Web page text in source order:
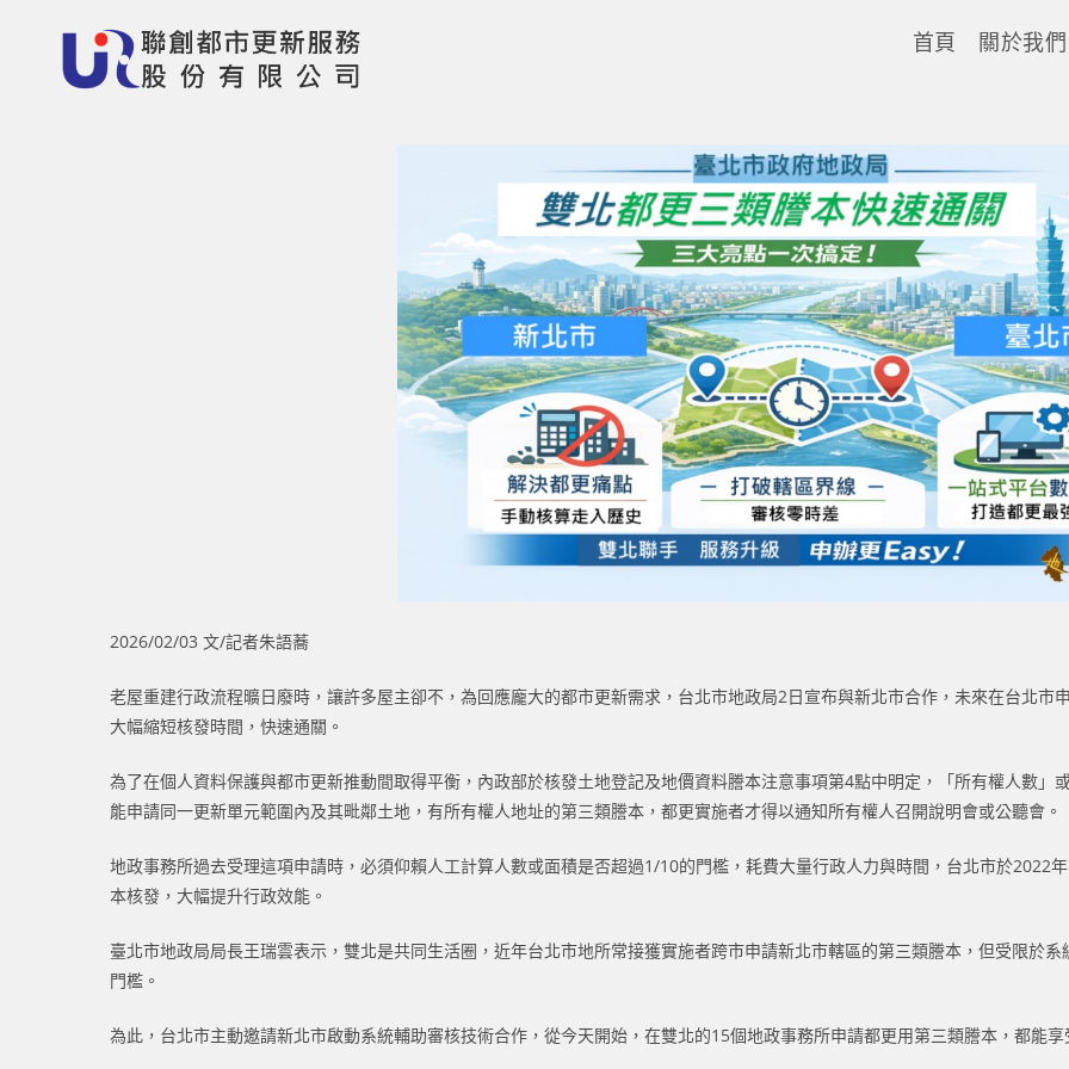
首頁 關於我們
2026/02/03 文/記者朱語蕎
老屋重建行政流程曠日廢時，讓許多屋主卻不，為回應龐大的都市更新需求，台北市地政局2日宣布與新北市合作，未來在台北市
大幅縮短核發時間，快速通關。
為了在個人資料保護與都市更新推動間取得平衡，內政部於核發土地登記及地價資料謄本注意事項第4點中明定，「所有權人數
能申請同一更新單元範圍內及其毗鄰土地，有所有權人地址的第三類謄本，都更實施者才得以通知所有權人召開說明會或公聽會。
地政事務所過去受理這項申請時，必須仰賴人工計算人數或面積是否超過1/10的門檻，耗費大量行政人力與時間，台北市於2022
本核發，大幅提升行政效能。
臺北市地政局局長王瑞雲表示，雙北是共同生活圈，近年台北市地所常接獲實施者跨市申請新北市轄區的第三類謄本，但受限於
門檻。
為此，台北市主動邀請新北市啟動系統輔助審核技術合作，從今天開始，在雙北的15個地政事務所申請都更用第三類謄本，都能